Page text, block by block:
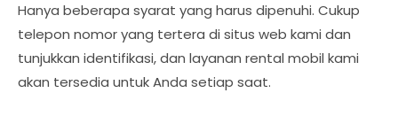
Hanya beberapa syarat yang harus dipenuhi. Cukup
telepon nomor yang tertera di situs web kami dan
tunjukkan identifikasi, dan layanan rental mobil kami
akan tersedia untuk Anda setiap saat.